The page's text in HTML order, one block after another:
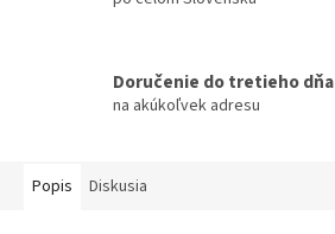
Doručenie do tretieho dňa
na akúkoľvek adresu
Popis Diskusia